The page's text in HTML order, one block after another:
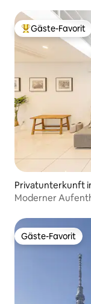
erreichbar, 186
Beliebter Gäste-
Gäste-Favorit
Privatunterkunft
Moderner
Gäste-Favorit
Gäste-Favorit